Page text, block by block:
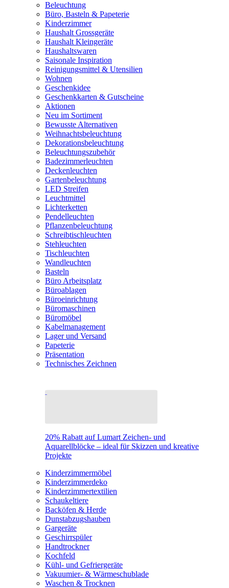
Beleuchtung
Büro, Basteln & Papeterie
Kinderzimmer
Haushalt Grossgeräte
Haushalt Kleingeräte
Haushaltswaren
Saisonale Inspiration
Reinigungsmittel & Utensilien
Wohnen
Geschenkidee
Geschenkkarten & Gutscheine
Aktionen
Neu im Sortiment
Bewusste Alternativen
Weihnachtsbeleuchtung
Dekorationsbeleuchtung
Beleuchtungszubehör
Badezimmerleuchten
Deckenleuchten
Gartenbeleuchtung
LED Streifen
Leuchtmittel
Lichterketten
Pendelleuchten
Pflanzenbeleuchtung
Schreibtischleuchten
Stehleuchten
Tischleuchten
Wandleuchten
Basteln
Büro Arbeitsplatz
Büroablagen
Büroeinrichtung
Büromaschinen
Büromöbel
Kabelmanagement
Lager und Versand
Papeterie
Präsentation
Technisches Zeichnen
20% Rabatt auf Lumart Zeichen- und
Aquarellblöcke – ideal für Skizzen und kreative
Projekte
Kinderzimmermöbel
Kinderzimmerdeko
Kinderzimmertextilien
Schaukeltiere
Backöfen & Herde
Dunstabzugshauben
Gargeräte
Geschirrspüler
Handtrockner
Kochfeld
Kühl- und Gefriergeräte
Vakuumier- & Wärmeschublade
Waschen & Trocknen